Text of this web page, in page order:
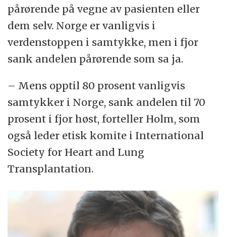
pårørende på vegne av pasienten eller
dem selv. Norge er vanligvis i
verdenstoppen i samtykke, men i fjor
sank andelen pårørende som sa ja.
– Mens opptil 80 prosent vanligvis
samtykker i Norge, sank andelen til 70
prosent i fjor høst, forteller Holm, som
også leder etisk komite i International
Society for Heart and Lung
Transplantation.